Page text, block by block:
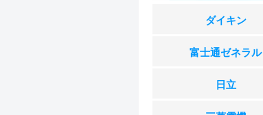
ダイキン
富士通ゼネラル
日立